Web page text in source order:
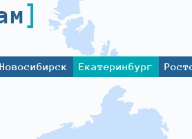
Новосибирск Екатеринбург